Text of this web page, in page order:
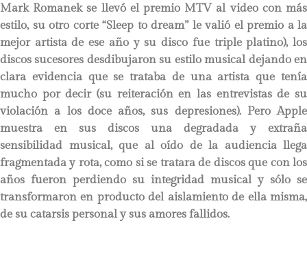
Mark Romanek se llevó el premio MTV al video con más
estilo, su otro corte “Sleep to dream” le valió el premio a la
mejor artista de ese año y su disco fue triple platino), los
discos sucesores desdibujaron su estilo musical dejando en
clara evidencia que se trataba de una artista que tenía
mucho por decir (su reiteración en las entrevistas de su
violación a los doce años, sus depresiones). Pero Apple
muestra en sus discos una degradada y extraña
sensibilidad musical, que al oído de la audiencia llega
fragmentada y rota, como si se tratara de discos que con los
años fueron perdiendo su integridad musical y sólo se
transformaron en producto del aislamiento de ella misma,
de su catarsis personal y sus amores fallidos.